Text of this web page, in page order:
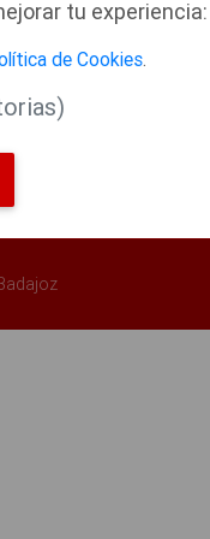
oac@dip-badajoz.es
tu experiencia:
de Cookies.